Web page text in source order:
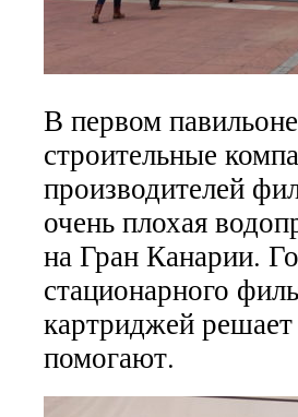
В первом
строительные
производителей
очень плохая
на Гран Канарии.
стационарного
картриджей
помогают.